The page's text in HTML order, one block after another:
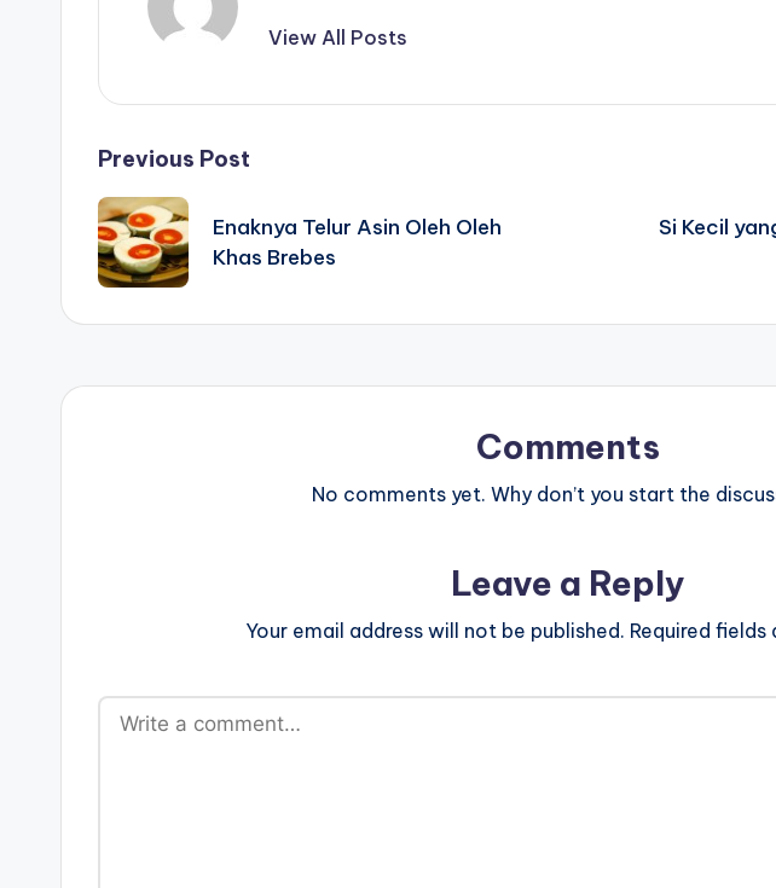
View All Posts
Post
navigation
Previous Post
Enaknya Telur Asin Oleh Oleh
Khas Brebes
Si Kecil
Comments
No comments yet. Why don’t you start the
Leave a Reply
Your email address will not be published. Required fields